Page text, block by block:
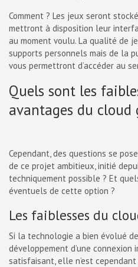
Comment ? Les jeux seront
mettront à disposition leur
au moment voulu. La qualité de
supports personnels mais de la
vous permettront d’accéder au
Quels sont les
avantages du cloud
Cependant, des questions se
de ce projet ambitieux, initié
techniquement possible ? Et
éventuels de cette option ?
Les faiblesses du
Si la technologie a bien évolué
développement d’une
satisfaisant, elle n’est